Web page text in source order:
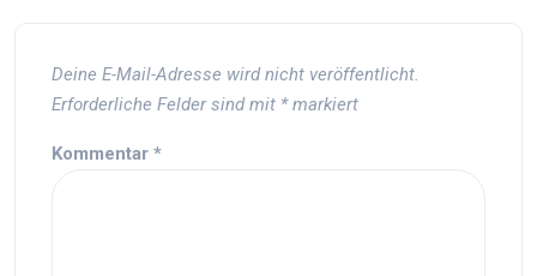
Deine E-Mail-Adresse wird nicht veröffentlicht.
Erforderliche Felder sind mit *markiert
Kommentar *